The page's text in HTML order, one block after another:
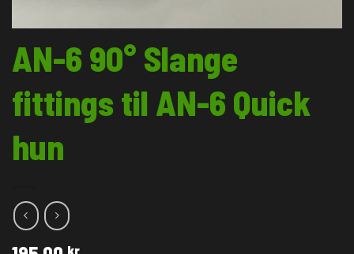
AN-6 90° Slange
fittings til AN-6 Quick
hun
kr.